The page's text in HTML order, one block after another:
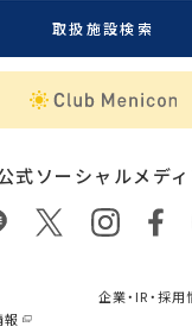
取扱施設検索
式ソーシャルメデ
企業・IR・採用